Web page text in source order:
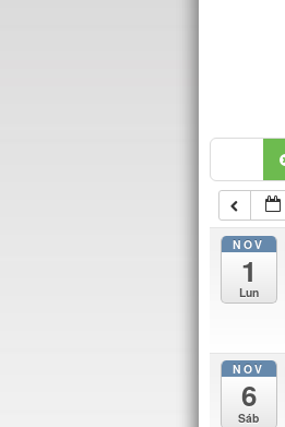
NOV
1
Lun
NOV
6
Sáb